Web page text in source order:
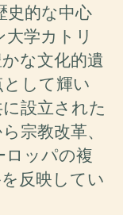
史的な中心
学カトリ
な文化的遺
して輝い
設立された
宗教改革、
ロッパの複
反映してい